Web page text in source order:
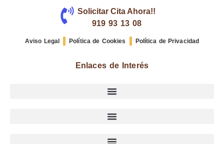
Solicitar Cita Ahora!!
919 93 13 08
Aviso Legal Política de Cookies Política de Privacidad
Enlaces de Interés